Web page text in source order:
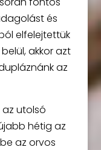
és
elfelejtettük
akkor azt
az
utolsó
hétig az
az orvos